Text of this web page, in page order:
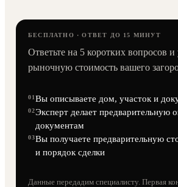
БЕСПЛАТНО · ОТВЕТ ДО 15 МИНУТ
Ответьте на 5 коротких вопросов и
рыночную стоимость вашего
01Вы описываете дом, участок и
02Эксперт делает предварительную
документам
03Вы получаете предварительную
и порядок сделки
Данные передадим специалисту. Первая